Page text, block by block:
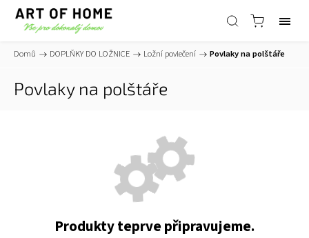
Domů / DOPLŇKY DO LOŽNICE / Ložní povlečení / Povlaky na polštáře
Povlaky na polštáře
Produkty teprve připravujeme.